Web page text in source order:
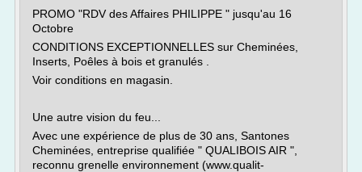
PROMO "RDV des Affaires PHILIPPE " jusqu'au 16
Octobre
CONDITIONS EXCEPTIONNELLES sur Cheminées,
Inserts, Poêles à bois et granulés .
Voir conditions en magasin.
Une autre vision du feu...
Avec une expérience de plus de 30 ans, Santones
Cheminées, entreprise qualifiée " QUALIBOIS AIR ",
reconnu grenelle environnement (www.qualit-